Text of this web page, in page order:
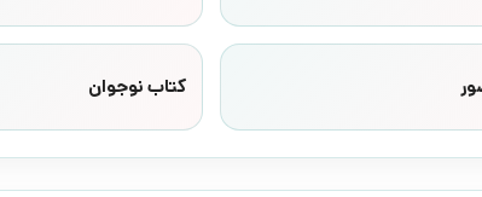
کتاب نوجوان